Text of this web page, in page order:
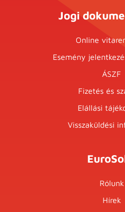
Jogi
Online
Esemény
ÁSZF
Fizetés és
Elállási
Visszaküldési
Rólunk
Hírek